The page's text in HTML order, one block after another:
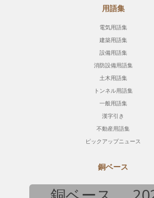
用語集
電気用語集
建築用語集
設備用語集
消防設備用語集
土木用語集
トンネル用語集
一般用語集
漢字引き
不動産用語集
ピックアップニュース
銅ベース